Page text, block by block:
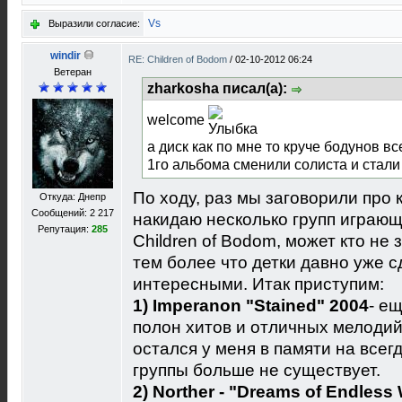
Выразили согласие: Vs
windir
Ветеран
Откуда: Днепр
Сообщений: 2 217
Репутация: 285
RE: Children of Bodom / 02-10-2012 06:24
zharkosha писал(а):
welcome
а диск как по мне то круче бодунов
1го альбома сменили солиста и
По ходу, раз мы заговорили про
накидаю несколько групп
Children of Bodom, может кто не
тем более что детки давно уже
интересными. Итак приступим:
1) Imperanon "Stained" 2004-
полон хитов и отличных
остался у меня в памяти на
группы больше не существует.
2) Norther - "Dreams of Endless